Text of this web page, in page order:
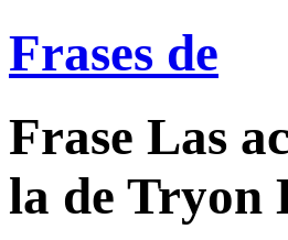
Frases de
Frase Las
la de Tryon